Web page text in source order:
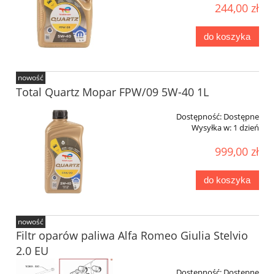
244,00 zł
do koszyka
Total Quartz Mopar FPW/09 5W-40 1L
Dostępność: Dostępne
Wysyłka w: 1 dzień
999,00 zł
do koszyka
nowość
Filtr oparów paliwa Alfa Romeo Giulia Stelvio
2.0 EU
nowość